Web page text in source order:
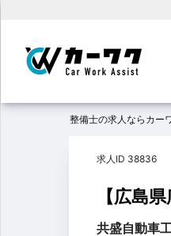
整備士の求人ならカー
求人ID 38836
【広島
共盛自動車